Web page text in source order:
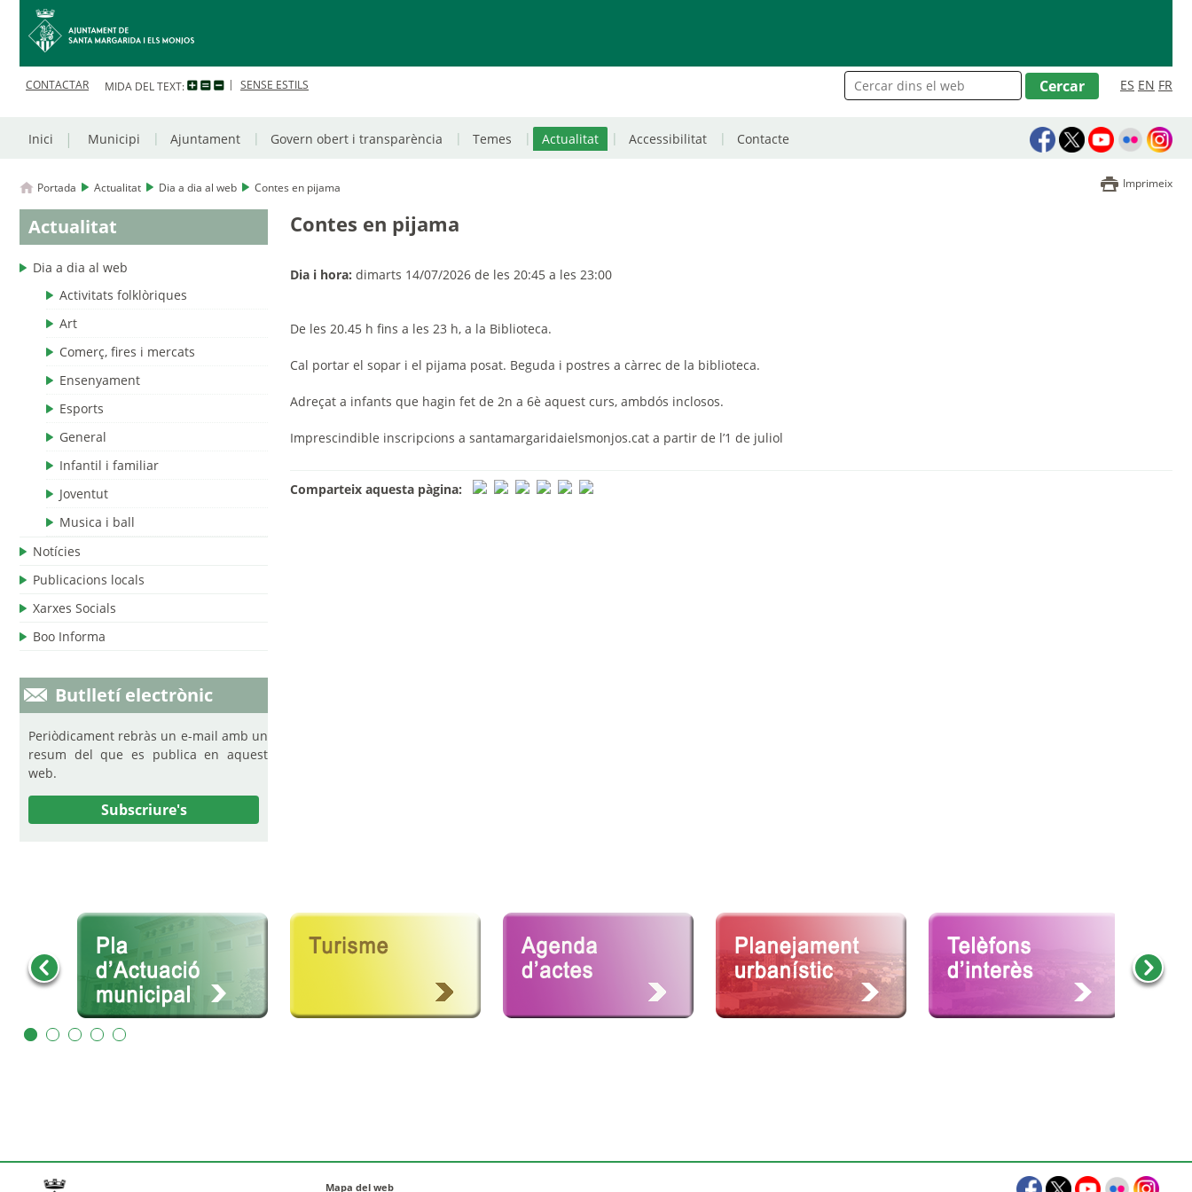
ES EN FR
CONTACTAR MIDA DEL TEXT: SENSE ESTILS
Inici Municipi Ajuntament Govern obert i transparència Temes Actualitat Accessibilitat Contacte
Portada Actualitat Dia a dia al web Contes en pijama Imprimeix
Actualitat
Dia a dia al web
Activitats folklòriques
Art
Comerç, fires i mercats
Ensenyament
Esports
General
Infantil i familiar
Joventut
Musica i ball
Notícies
Publicacions locals
Xarxes Socials
Boo Informa
Butlletí electrònic
Periòdicament rebràs un e-mail amb un
resum del que es publica en aquest
web.
Subscriure's
Contes en pijama
Dia i hora: dimarts 14/07/2026 de les 20:45 a les 23:00
De les 20.45 h fins a les 23 h, a la Biblioteca.
Cal portar el sopar i el pijama posat. Beguda i postres a càrrec de la biblioteca.
Adreçat a infants que hagin fet de 2n a 6è aquest curs, ambdós inclosos.
Imprescindible inscripcions a santamargaridaielsmonjos.cat a partir de l’1 de juliol
Comparteix aquesta pàgina:
Mapa del web